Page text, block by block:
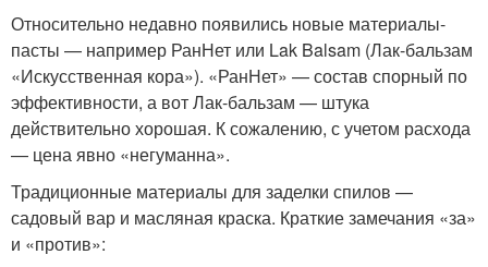
Относительно недавно появились новые материалы-
пасты — например РанНет или Lak Balsam (Лак-бальзам
«Искусственная кора»). «РанНет» — состав спорный по
эффективности, а вот Лак-бальзам — штука
действительно хорошая. К сожалению, с учетом расхода
— цена явно «негуманна».
Традиционные материалы для заделки спилов —
садовый вар и масляная краска. Краткие замечания «за»
и «против»: